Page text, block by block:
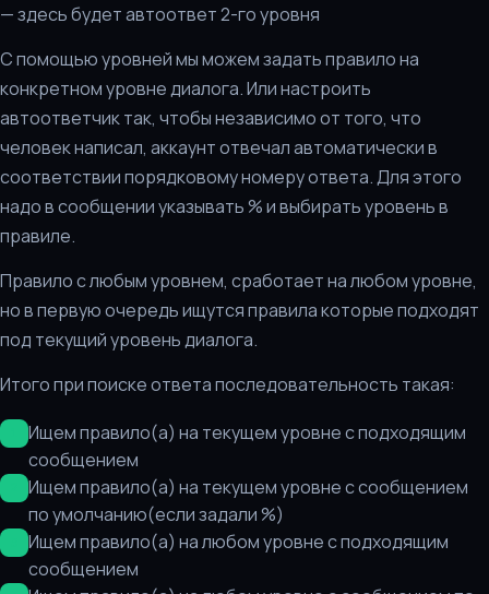
— здесь будет автоответ 2-го уровня
С помощью уровней мы можем задать правило на
конкретном уровне диалога. Или настроить
автоответчик так, чтобы независимо от того, что
человек написал, аккаунт отвечал автоматически в
соответствии порядковому номеру ответа. Для этого
надо в сообщении указывать % и выбирать уровень в
правиле.
Правило с любым уровнем, сработает на любом уровне,
но в первую очередь ищутся правила которые подходят
под текущий уровень диалога.
Итого при поиске ответа последовательность такая:
Ищем правило(а) на текущем уровне с подходящим
сообщением
Ищем правило(а) на текущем уровне с сообщением
по умолчанию(если задали %)
Ищем правило(а) на любом уровне с подходящим
сообщением